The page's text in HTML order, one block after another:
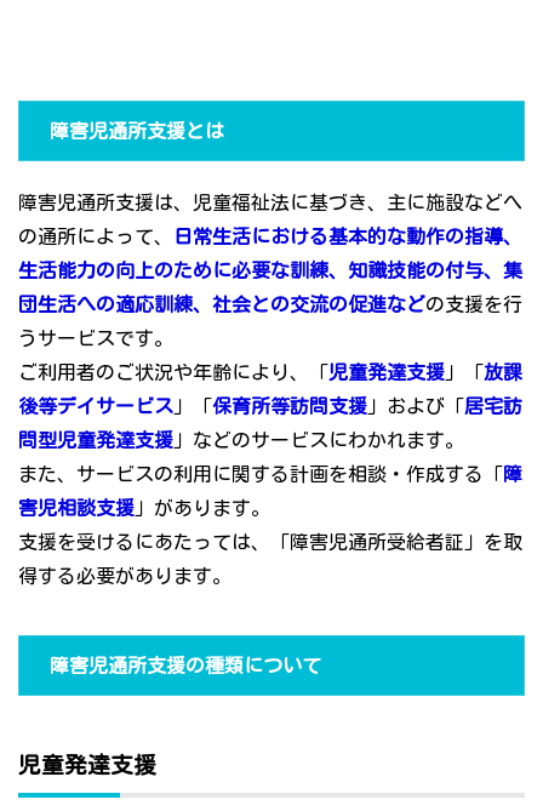
障害児通所支援とは
障害児通所支援は、児童福祉法に基づき、主に施設などへ
の通所によって、
日常生活における基本的な動作の指導、
生活能力の向上のために必要な訓練、知識技能の付与、集
団生活への適応訓練、社会との交流の促進などの支援を行
うサービスです。
ご利用者のご状況や年齢により、「児童発達支援 」「放課
後等デイサービス 」「保育所等訪問支援 」および「居宅訪
問型児童発達支援 」などのサービスにわかれます。
また、サービスの利用に関する計画を相談・作成する「障
害児相談支援 」があります。
支援を受けるにあたっては、「障害児通所受給者証」を取
得する必要があります。
障害児通所支援の種類について
児童発達支援